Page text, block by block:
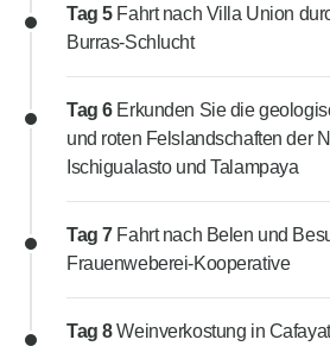
Tag 5 Fahrt nach Villa Union
Burras-Schlucht
Tag 6 Erkunden Sie die
und roten Felslandschaften der
Ischigualasto und Talampaya
Tag 7 Fahrt nach Belen und
Frauenweberei-Kooperative
Tag 8Weinverkostung in